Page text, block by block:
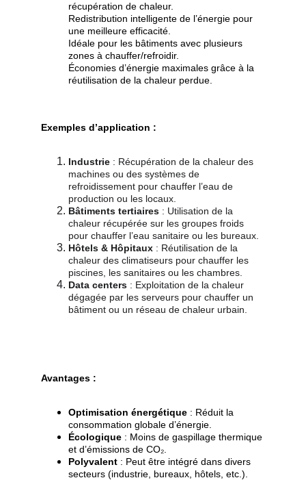
récupération de chaleur.
Redistribution intelligente de l’énergie pour
une meilleure efficacité.
Idéale pour les bâtiments avec plusieurs
zones à chauffer/refroidir.
Économies d’énergie maximales grâce à la
réutilisation de la chaleur perdue.
Exemples d’application :
Industrie : Récupération de la chaleur des
machines ou des systèmes de
refroidissement pour chauffer l’eau de
production ou les locaux.
Bâtiments tertiaires : Utilisation de la
chaleur récupérée sur les groupes froids
pour chauffer l’eau sanitaire ou les bureaux.
Hôtels & Hôpitaux : Réutilisation de la
chaleur des climatiseurs pour chauffer les
piscines, les sanitaires ou les chambres.
Data centers : Exploitation de la chaleur
dégagée par les serveurs pour chauffer un
bâtiment ou un réseau de chaleur urbain.
Avantages :
Optimisation énergétique : Réduit la
consommation globale d’énergie.
Écologique : Moins de gaspillage thermique
et d’émissions de CO₂.
Polyvalent : Peut être intégré dans divers
secteurs (industrie, bureaux, hôtels, etc.).